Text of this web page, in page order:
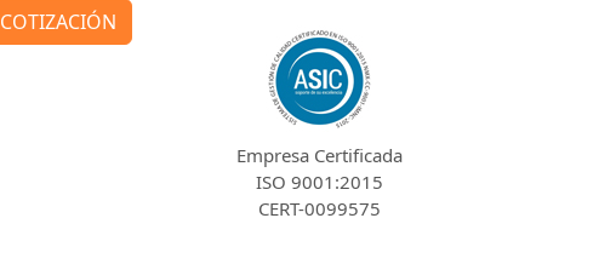
COTIZACIÓN
Empresa Certificada
ISO 9001:2015
CERT-0099575